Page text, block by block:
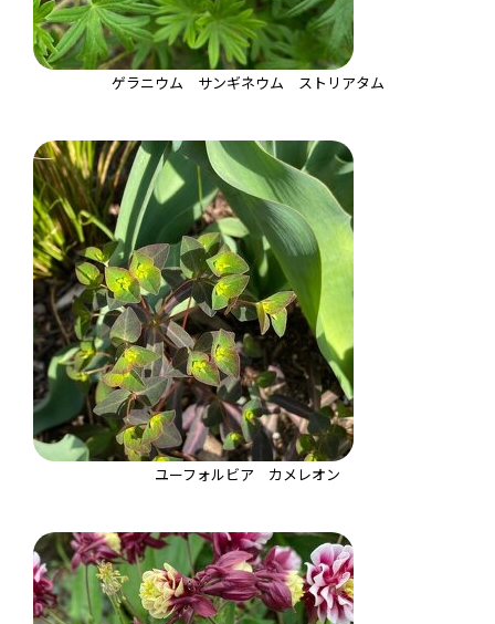
ゲラニウム サンギネウム ストリアタム
ユーフォルビア カメレオン